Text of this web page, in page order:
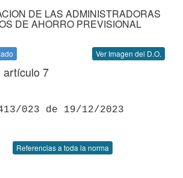
DE LAS ADMINISTRADORAS
DE AHORRO PREVISIONAL
Ver Imagen del D.O.
artículo 7
023 de 19/12/2023
Referencias a toda la norma